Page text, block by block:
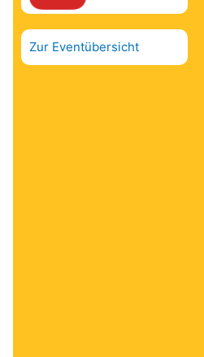
Zur Eventübersicht